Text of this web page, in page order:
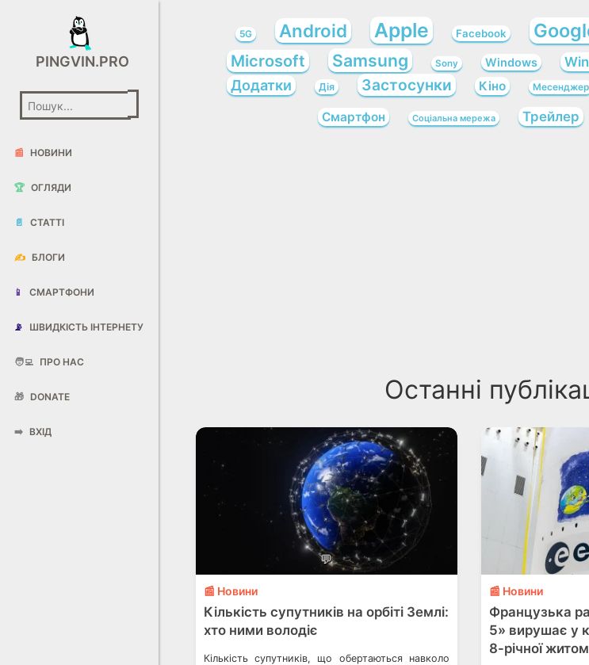
PINGVIN.PRO
📰 НОВИНИ
🏆 ОГЛЯДИ
📄 СТАТТІ
✍️ БЛОГИ
📱 СМАРТФОНИ
📡 ШВИДКІСТЬ ІНТЕРНЕТУ
🧑‍💻 ПРО НАС
🎁 DONATE
➡️ ВХІД
5G Android Apple Facebook
Microsoft Samsung Sony Windows
Додатки Дія Застосунки Кіно Месенджер
Смартфон Соціальна мережа Трейлер
Останні
💬
📰 Новини
Кількість супутників на орбіті Землі:
хто ними володіє
Кількість супутників, що обертаються навколо
📰 Новини
Французька
5» вирушає у
8-річної